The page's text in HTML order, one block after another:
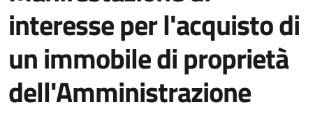
interesse per l'acquisto di
un immobile di proprietà
dell'Amministrazione